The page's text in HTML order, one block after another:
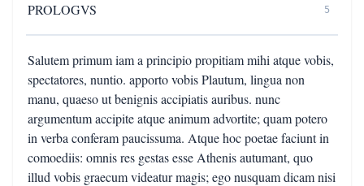
PROLOGVS 5
Salutem primum iam a principio propitiam mihi atque vobis,
spectatores, nuntio. apporto vobis Plautum, lingua non
manu, quaeso ut benignis accipiatis auribus. nunc
argumentum accipite atque animum advortite; quam potero
in verba conferam paucissuma. Atque hoc poetae faciunt in
comoediis: omnis res gestas esse Athenis autumant, quo
illud vobis graecum videatur magis; ego nusquam dicam nisi